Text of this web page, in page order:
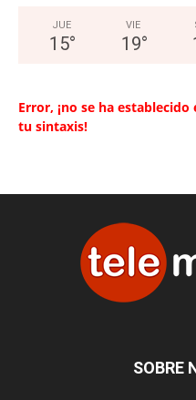
JUE
15°
VIE
19°
Error, ¡no se ha
tu sintaxis!
SOBRE